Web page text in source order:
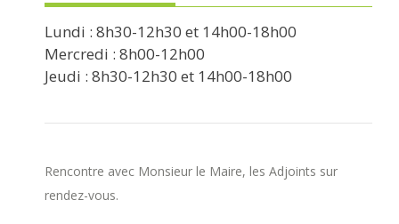
Lundi : 8h30-12h30 et 14h00-18h00
Mercredi : 8h00-12h00
Jeudi : 8h30-12h30 et 14h00-18h00
Rencontre avec Monsieur le Maire, les Adjoints sur
rendez-vous.